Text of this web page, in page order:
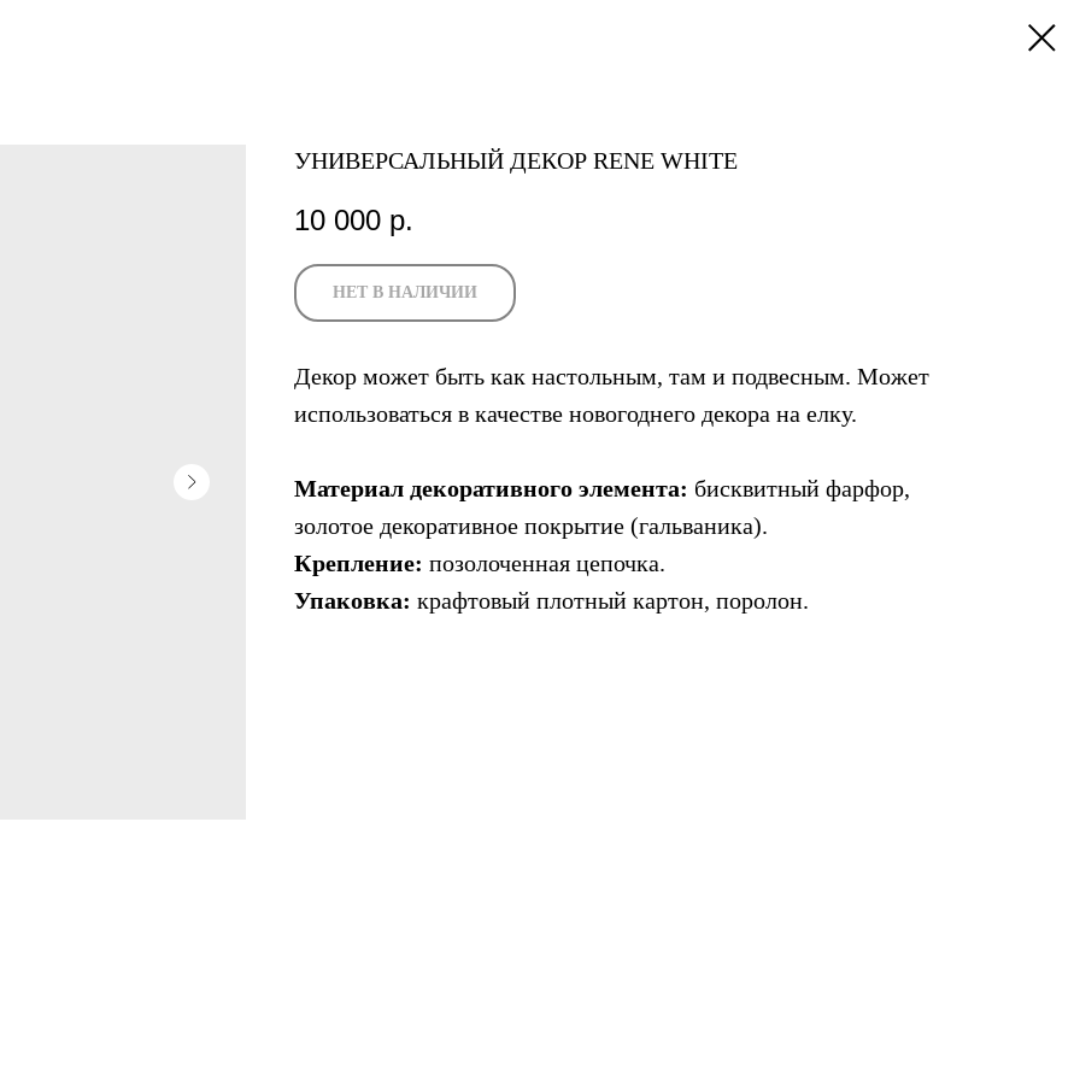
УНИВЕРСАЛЬНЫЙ ДЕКОР RENE WHITE
10 000 р.
НЕТ В НАЛИЧИИ
Декор может быть как настольным, там и подвесным. Может
использоваться в качестве новогоднего декора на елку.
Материал декоративного элемента: бисквитный фарфор,
золотое декоративное покрытие (гальваника).
Крепление: позолоченная цепочка.
Упаковка: крафтовый плотный картон, поролон.